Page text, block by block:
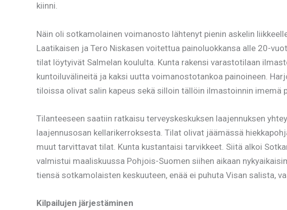
kiinni.
Näin oli sotkamolainen voimanosto lähtenyt pienin askelin
Laatikaisen ja Tero Niskasen voitettua painoluokkansa alle 20-
tilat löytyivät Salmelan koululta. Kunta rakensi varastotilaan
kuntoiluvälineitä ja kaksi uutta voimanostotankoa painoineen.
tiloissa olivat salin kapeus sekä silloin tällöin ilmastoinnin imemä
Tilanteeseen saatiin ratkaisu terveyskeskuksen laajennuksen
laajennusosan kellarikerroksesta. Tilat olivat jäämässä
muut tarvittavat tilat. Kunta kustantaisi tarvikkeet. Siitä alkoi
valmistui maaliskuussa Pohjois-Suomen siihen aikaan
tiensä sotkamolaisten keskuuteen, enää ei puhuta Visan salista,
Kilpailujen järjestäminen